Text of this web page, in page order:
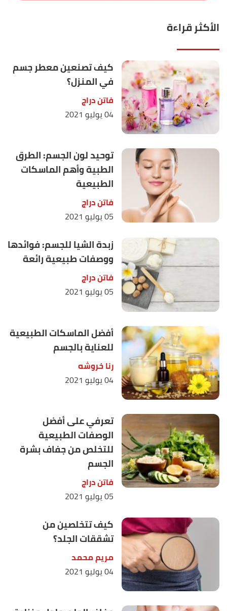
الأكثر قراءة
كيف تصنعين معطر جسم
في المنزل؟
فاتن دراج
04 يوليو 2021
توحيد لون الجسم: الطرق
الطبية وأهم الماسكات
الطبيعية
فاتن دراج
05 يوليو 2021
زبدة الشيا للجسم: فوائدها
ووصفات طبيعية رائعة
فاتن دراج
05 يوليو 2021
أفضل الماسكات الطبيعية
للعناية بالجسم
رنا خروشه
04 يوليو 2021
تعرفي على أفضل
الوصفات الطبيعية
للتخلص من جفاف بشرة
الجسم
فاتن دراج
05 يوليو 2021
كيف تتخلصين من
تشققات الجلد؟
مريم محمد
04 يوليو 2021